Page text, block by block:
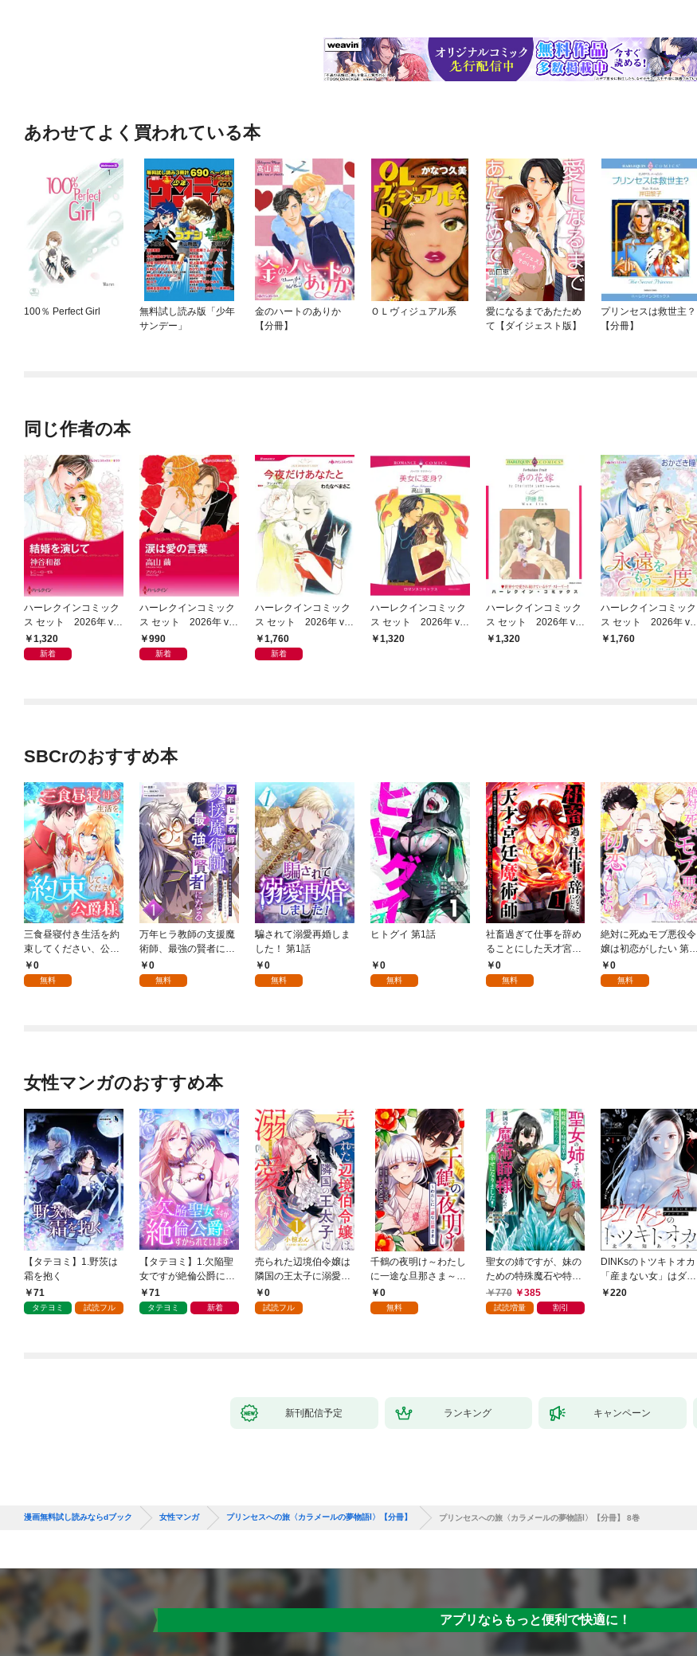
あわせてよく買われている本
100％ Perfect Girl
無料試し読み版「少年
サンデー」
金のハートのありか
【分冊】
ＯＬヴィジュアル系
愛になるまであたため
て【ダイジェスト版】
プリンセスは救世主？
【分冊】
同じ作者の本
ハーレクインコミック
ス セット 2026年 vo
l.1021
1,320
新着
ハーレクインコミック
ス セット 2026年 vo
l.944
990
新着
ハーレクインコミック
ス セット 2026年 vo
l.1061
1,760
新着
ハーレクインコミック
ス セット 2026年 vo
l.867
1,320
ハーレクインコミック
ス セット 2026年 vo
l.864
1,320
ハーレクインコミック
ス セット 2026年 vo
l.912
1,760
SBCrのおすすめ本
三食昼寝付き生活を約
束してください、公爵
様 1話
0
無料
万年ヒラ教師の支援魔
術師、最強の賢者にな
る～不人気の支援魔術
師は給料泥棒だと魔術
0
無料
騙されて溺愛再婚しま
した！ 第1話
0
無料
ヒトグイ 第1話
0
無料
社畜過ぎて仕事を辞め
ることにした天才宮廷
魔術師～辺境の地でス
ローライフを夢見る
0
無料
絶対に死ぬモブ悪役令
嬢は初恋がしたい 第1
話0
無料
女性マンガのおすすめ本
【タテヨミ】1.野茨は
霜を抱く
71
タテヨミ 試読フル
【タテヨミ】1.欠陥聖
女ですが絶倫公爵にす
がられています
71
タテヨミ 新着
売られた辺境伯令嬢は
隣国の王太子に溺愛さ
れる 1
0
試読フル
千鶴の夜明け～わたし
に一途な旦那さま～
【分冊版】 1話「北条
家の生贄（１）」
0
無料
聖女の姉ですが、妹の
ための特殊魔石や特殊
薬草の採取をやめた
ら、隣国の魔術師様の
770 385
試読増量 割引
DINKsのトツキトオカ
「産まない女」はダメ
ですか？（分冊版）
220
新刊配信予定 ランキング キャンペーン
漫画無料試し読みならdブック 女性マンガ プリンセスへの旅〈カラメールの夢物語Ⅰ〉【分冊】 プリンセスへの旅〈カラメールの夢物語Ⅰ〉【分冊】 8巻
アプリならもっと便利で快適に！